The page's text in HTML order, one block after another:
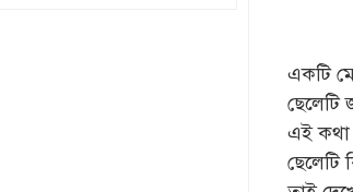
একটি
এই কথা
ছেলেটি